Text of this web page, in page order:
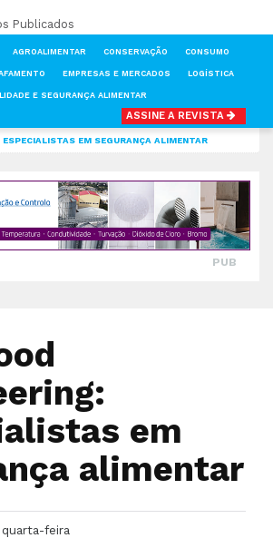
Publicados
AGROALIMENTAR CONSERVAÇÃO CONSUMO
EMPRESAS E MERCADOS LOGÍSTICA
E SEGURANÇA ALIMENTAR
ASSINE A REVISTA
QUALIDADE E SEGURANÇA ALIMENTAR
ESPECIALISTAS EM SEGURANÇA ALIMENTAR
PUB
em
alimentar
feira